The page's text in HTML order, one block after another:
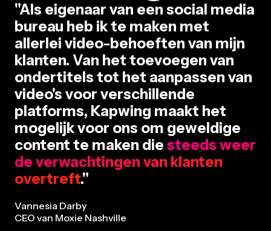
"Als eigenaar van een social media
bureau heb ik te maken met
allerlei video-behoeften van mijn
klanten. Van het toevoegen van
ondertitels tot het aanpassen van
video's voor verschillende
platforms, Kapwing maakt het
mogelijk voor ons om geweldige
content te maken die steeds weer
de verwachtingen van klanten
overtreft."
Vannesia Darby
CEO van Moxie Nashville